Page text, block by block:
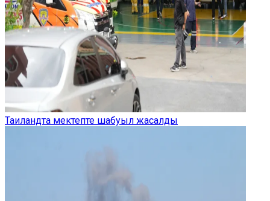
Таиландта мектепте шабуыл жасалды